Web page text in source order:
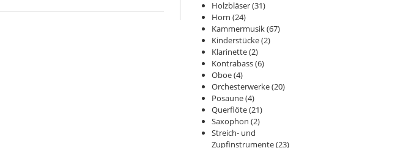
Holzbläser(31)
Horn (24)
Kammermusik(67)
Kinderstücke(2)
Klarinette(2)
Kontrabass(6)
Oboe(4)
Orchesterwerke(20)
Posaune(4)
Querflöte(21)
Saxophon (2)
Streich- und
Zupfinstrumente(23)